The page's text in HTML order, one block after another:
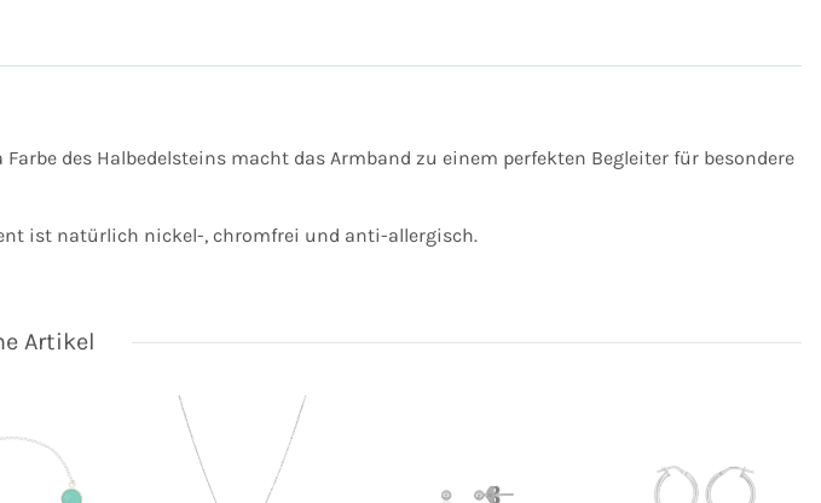
des Halbedelsteins macht das Armband zu einem perfekten Begleiter für besondere
ist natürlich nickel-, chromfrei und anti-allergisch.
Artikel